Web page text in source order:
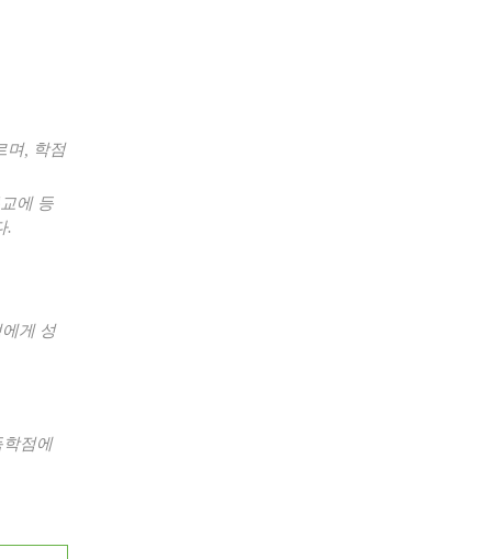
며,
학점
에 등
.
게 성
학점에